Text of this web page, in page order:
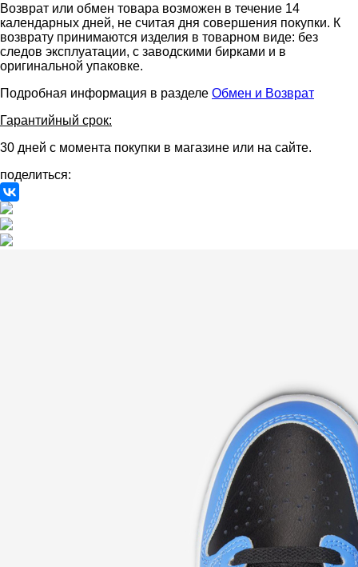
Возврат или обмен товара возможен в течение 14
календарных дней, не считая дня совершения покупки. К
возврату принимаются изделия в товарном виде: без
следов эксплуатации, с заводскими бирками и в
оригинальной упаковке.
Подробная информация в разделе Обмен и Возврат
Гарантийный срок:
30 дней с момента покупки в магазине или на сайте.
поделиться: